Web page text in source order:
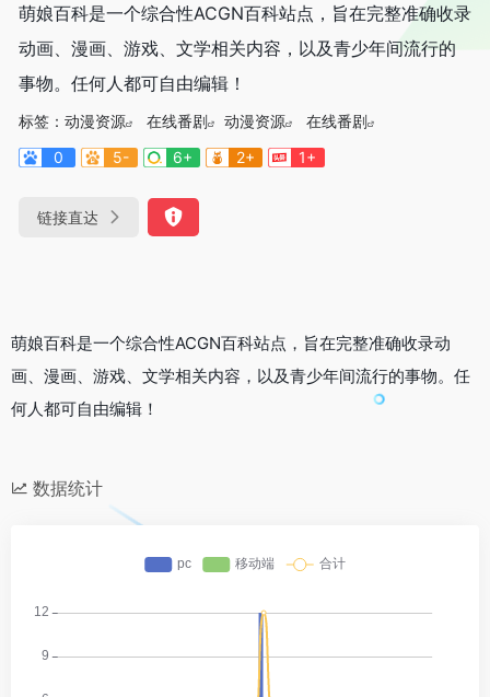
萌娘百科是一个综合性ACGN百科站点，旨在完整准确收录
动画、漫画、游戏、文学相关内容，以及青少年间流行的
事物。任何人都可自由编辑！
标签： 动漫资源 在线番剧 动漫资源
在线番剧
0
5- 6+ 2+ 1+
链接直达
萌娘百科是一个综合性ACGN百科站点，旨在完整准确收录动
画、漫画、游戏、文学相关内容，以及青少年间流行的事物。任
何人都可自由编辑！
数据统计